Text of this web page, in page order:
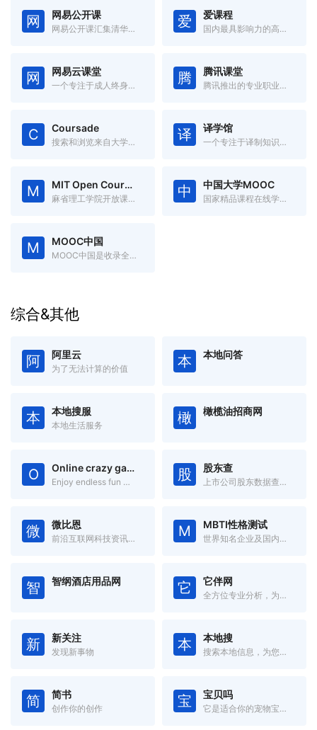
网 网易公开课
网易公开课汇集清华、北大、哈佛、耶鲁等世界名校共上千门课程 爱 爱课程
国内最具影响力的高等教育在线开放课程平台
网 网易云课堂
一个专注于成人终身学习的在线教育平台 腾 腾讯课堂
腾讯推出的专业职业培训在线教育平台
C Coursade
搜索和浏览来自大学和在线学习提供者的在线课程。 译 译学馆
一个专注于译制知识视频的平台
M MIT Open Courseware
麻省理工学院开放课程资源 中 中国大学MOOC
国家精品课程在线学习平台
M MOOC中国
MOOC中国是收录全球优秀开放式在线课程的中文慕课网
综合&其他
阿 阿里云
为了无法计算的价值 本 本地问答
本 本地搜服
本地生活服务 橄 橄榄油招商网
O Online crazy games
Enjoy endless fun with games from various genres! 股 股东查
上市公司股东数据查询系统
微 微比恩
前沿互联网科技资讯信息 M MBTI性格测试
世界知名企业及国内大型企业在用的测评
智 智纲酒店用品网 它 它伴网
全方位专业分析，为您挑出最适合的“玩具”
新 新关注
发现新事物 本 本地搜
搜索本地信息，为您提供身边的信息！
简 简书
创作你的创作 宝 宝贝吗
它是适合你的宠物宝贝吗